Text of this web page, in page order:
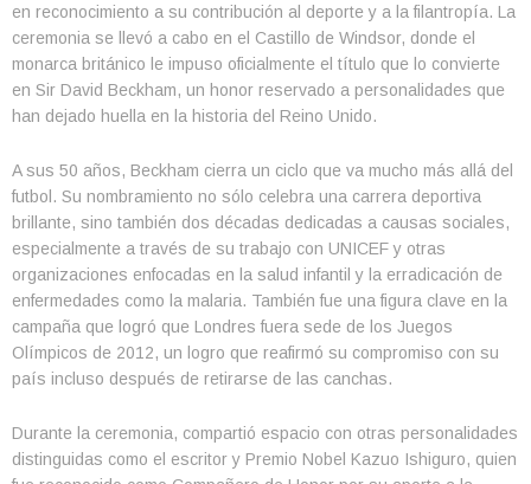
en reconocimiento a su contribución al deporte y a la filantropía. La
ceremonia se llevó a cabo en el Castillo de Windsor, donde el
monarca británico le impuso oficialmente el título que lo convierte
en Sir David Beckham, un honor reservado a personalidades que
han dejado huella en la historia del Reino Unido.
A sus 50 años, Beckham cierra un ciclo que va mucho más allá del
futbol. Su nombramiento no sólo celebra una carrera deportiva
brillante, sino también dos décadas dedicadas a causas sociales,
especialmente a través de su trabajo con UNICEF y otras
organizaciones enfocadas en la salud infantil y la erradicación de
enfermedades como la malaria. También fue una figura clave en la
campaña que logró que Londres fuera sede de los Juegos
Olímpicos de 2012, un logro que reafirmó su compromiso con su
país incluso después de retirarse de las canchas.
Durante la ceremonia, compartió espacio con otras personalidades
distinguidas como el escritor y Premio Nobel Kazuo Ishiguro, quien